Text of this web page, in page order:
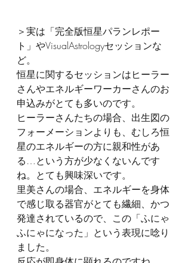
＞実は「完全版恒星パランレポー
ト」やVisualAstrologyセッションな
ど。
恒星に関するセッションはヒーラー
さんやエネルギーワーカーさんのお
申込みがとても多いのです。
ヒーラーさんたちの場合、出生図の
フォーメーションよりも、むしろ恒
星のエネルギーの方に親和性があ
る…という方が少なくないんです
ね。とても興味深いです。
里美さんの場合、エネルギーを身体
で感じ取る器官がとても繊細、かつ
発達されているので、この「ふにゃ
ふにゃになった」という表現に唸り
ました。